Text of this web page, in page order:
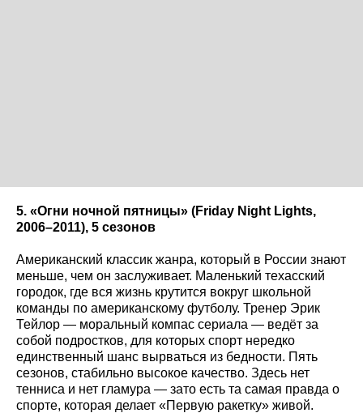
5. «Огни ночной пятницы» (Friday Night Lights,
2006–2011), 5 сезонов
Американский классик жанра, который в России знают
меньше, чем он заслуживает. Маленький техасский
городок, где вся жизнь крутится вокруг школьной
команды по американскому футболу. Тренер Эрик
Тейлор — моральный компас сериала — ведёт за
собой подростков, для которых спорт нередко
единственный шанс вырваться из бедности. Пять
сезонов, стабильно высокое качество. Здесь нет
тенниса и нет гламура — зато есть та самая правда о
спорте, которая делает «Первую ракетку» живой.